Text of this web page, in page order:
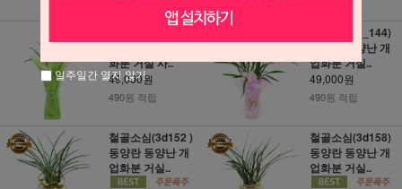
양란 동양난 개업
화분 거실 사..
49,000원
490원 적립
썬더스트(e_144)
동양란 동양난 개
업화분 거실..
49,000원
490원 적립
철골소심(3d152 )
동양란 동양난 개
업화분 거실..
철골소심(3d158)
동양란 동양난 개
업화분 거실..
일주일간 열지 않기